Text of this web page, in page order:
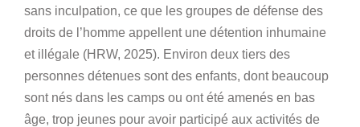
sans inculpation, ce que les groupes de défense des
droits de l’homme appellent une détention inhumaine
et illégale (HRW, 2025). Environ deux tiers des
personnes détenues sont des enfants, dont beaucoup
sont nés dans les camps ou ont été amenés en bas
âge, trop jeunes pour avoir participé aux activités de